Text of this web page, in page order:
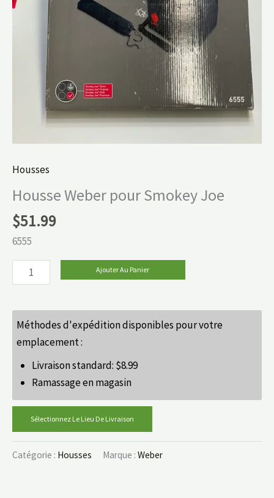
Housses
Housse Weber pour Smokey Joe
$51.99
6555
Ajouter Au Panier
Méthodes d'expédition disponibles pour votre
emplacement :
Livraison standard: $8.99
Ramassage en magasin
Sélectionnez Le Lieu De Livraison
Catégorie : Housses Marque : Weber